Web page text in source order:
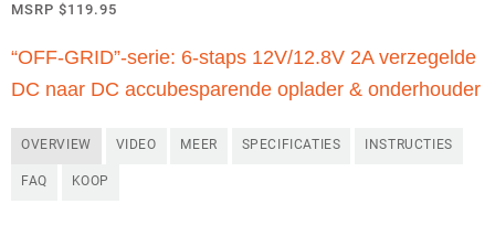
MSRP $119.95
“OFF-GRID”-serie: 6-staps 12V/12.8V 2A verzegelde
DC naar DC accubesparende oplader & onderhouder
OVERVIEW VIDEO MEER SPECIFICATIES INSTRUCTIES
FAQ KOOP